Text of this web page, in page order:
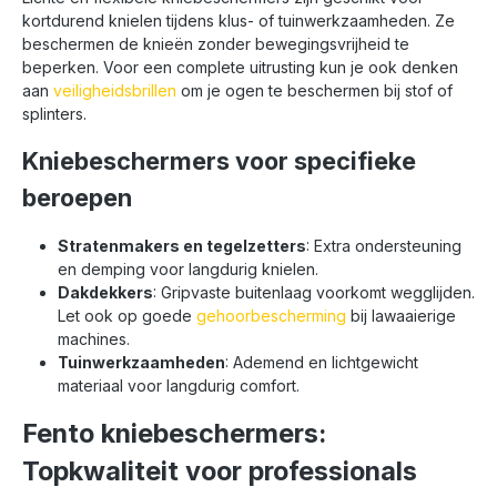
kortdurend knielen tijdens klus- of tuinwerkzaamheden. Ze
beschermen de knieën zonder bewegingsvrijheid te
beperken. Voor een complete uitrusting kun je ook denken
aan veiligheidsbrillen om je ogen te beschermen bij stof of
splinters.
Kniebeschermers voor specifieke
beroepen
Stratenmakers en tegelzetters: Extra ondersteuning
en demping voor langdurig knielen.
Dakdekkers: Gripvaste buitenlaag voorkomt wegglijden.
Let ook op goede gehoorbescherming bij lawaaierige
machines.
Tuinwerkzaamheden: Ademend en lichtgewicht
materiaal voor langdurig comfort.
Fento kniebeschermers:
Topkwaliteit voor professionals